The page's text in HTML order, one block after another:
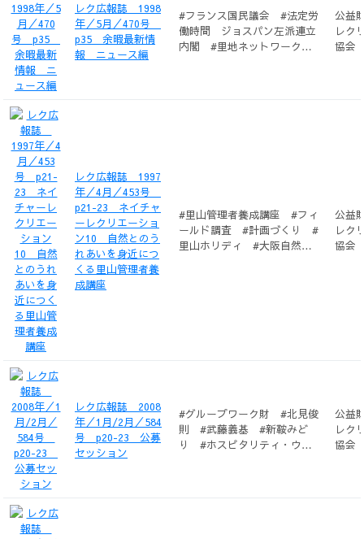
グラム #杉浦史晃 #子育て
支援 #藤田弘子 #デイサー
ビス #中村和子 #障害者
#三宅倫子 #ネイチャーレク
ッチング #四ツ谷隆之 #食
文化 #綾野真由美 #エレキ
テル #平田弘泰 #まちづく
レク広報誌 1998
年／5月／470号
p35 余暇最新情
報 ニュース編
#フランス国民議会 #法定労
働時間 ジョスパン左派連立
内閣 #里地ネットワーク #
公益
レク
協会
レク広報誌 1997
年／4月／453号
p21-23 ネイチャ
ーレクリエーショ
ン10 自然とのう
れあいを身近につ
くる里山管理者養
成講座
#里山管理者養成講座 #フィ
ールド調査 #計画づくり #
里山ホリディ #大阪自然環
公益
レク
協会
レク広報誌 2008
年／1月/2月／584
号 p20-23 公募
セッション
#グループワーク財 #北見俊
則 #武藤義基 #新鞍みど
り #ホスピタリティ・ウォ
公益
レク
協会